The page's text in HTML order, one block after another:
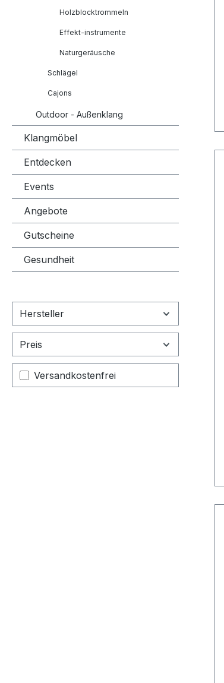
Holzblocktrommeln
Effekt-instrumente
Naturgeräusche
Schlägel
Cajons
Outdoor - Außenklang
Klangmöbel
Entdecken
Events
Angebote
Gutscheine
Gesundheit
Hersteller
Preis
Filter hinzufügen: Versandkostenfrei
Versandkostenfrei